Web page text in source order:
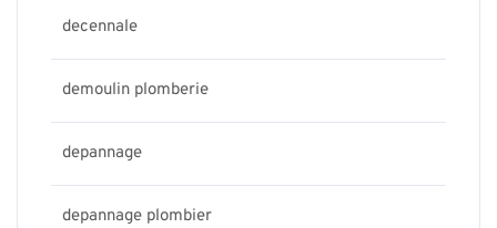
decennale
demoulin plomberie
depannage
depannage plombier